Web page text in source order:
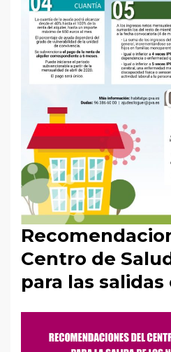
Centro de
para las salidas